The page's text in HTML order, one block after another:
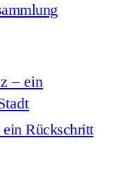
Rückschritt